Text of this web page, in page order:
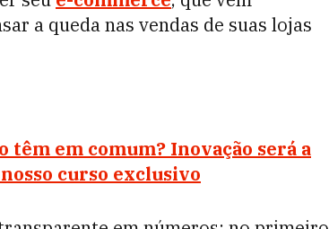
a queda nas vendas de suas lojas
têm em comum? Inovação será a
curso exclusivo